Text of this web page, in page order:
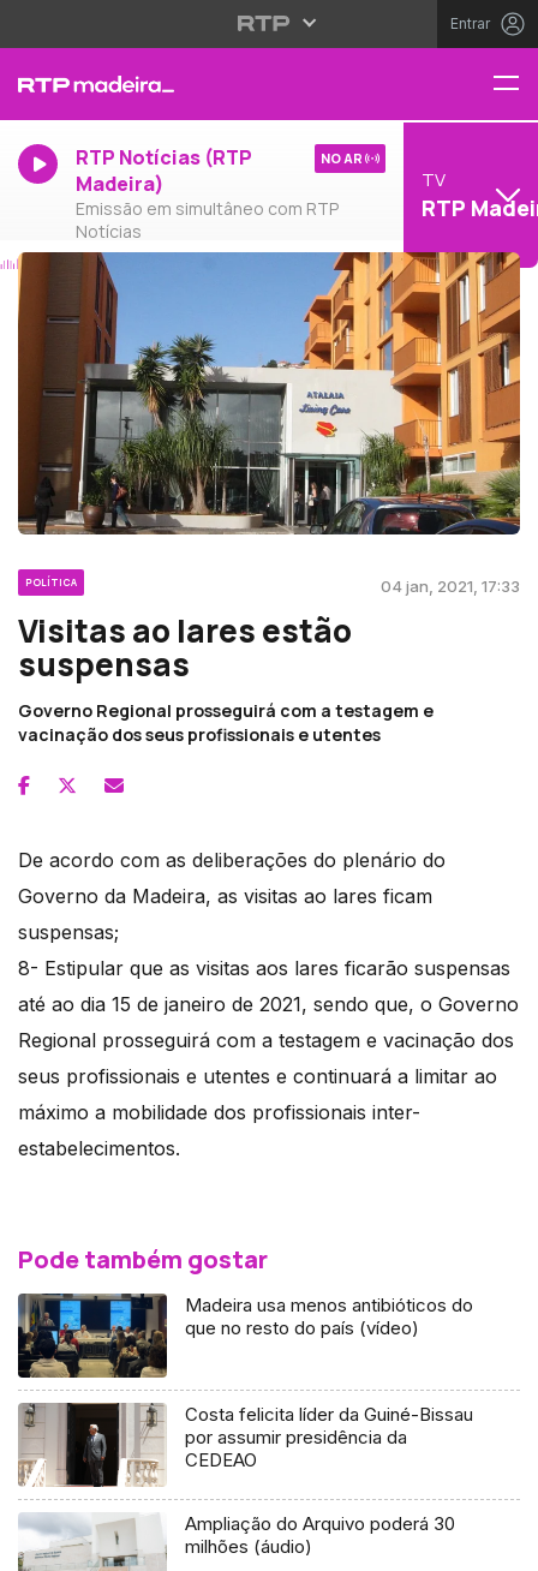
Entrar
RTP Notícias (RTP
Madeira)
Emissão em simultâneo com RTP
Notícias
NO AR
TV
RTP
POLÍTICA 04 jan, 2021, 17:33
Visitas ao lares estão
suspensas
Governo Regional prosseguirá com a testagem e
vacinação dos seus profissionais e utentes
De acordo com as deliberações do plenário do
Governo da Madeira, as visitas ao lares ficam
suspensas;
8- Estipular que as visitas aos lares ficarão suspensas
até ao dia 15 de janeiro de 2021, sendo que, o Governo
Regional prosseguirá com a testagem e vacinação dos
seus profissionais e utentes e continuará a limitar ao
máximo a mobilidade dos profissionais inter-
estabelecimentos.
Pode também gostar
Madeira usa menos antibióticos do
que no resto do país (vídeo)
Costa felicita líder da Guiné-Bissau
por assumir presidência da
CEDEAO
Ampliação do Arquivo poderá 30
milhões (áudio)